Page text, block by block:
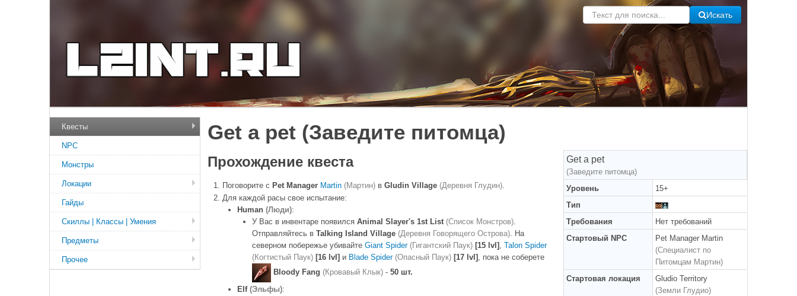
Искать
Get a pet (Заведите питомца)
Get a pet
(Заведите питомца)
Уровень
15+
Тип
Требования
Нет требований
Стартовый NPC
Pet Manager Martin
(Специалист по
Питомцам Мартин)
Стартовая локация
Gludio Territory
(Земли Глудио)
Прохождение квеста
Поговорите с Pet Manager Martin (Мартин) в Gludin Village (Деревня Глудин).
Для каждой расы свое испытание:
Human (Люди):
У Вас в инвентаре появился Animal Slayer's 1st List (Список Монстров).
Отправляйтесь в Talking Island Village (Деревня Говорящего Острова). На
северном побережье убивайте Giant Spider (Гигантский Паук) [15 lvl] , Talon Spider
(Когтистый Паук) [16 lvl] и Blade Spider (Опасный Паук) [17 lvl] , пока не соберете
Bloody Fang (Кровавый Клык) - 50 шт.
Elf (Эльфы):
Квесты
NPC
Монстры
Локации
Гайды
Скиллы | Классы | Умения
Предметы
Прочее